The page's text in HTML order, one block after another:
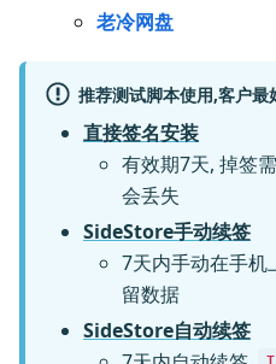
老冷网盘
推荐测试脚本使用,客户最
直接签名安装
有效期7天, 掉签
会丢失
SideStore手动续签
7天内手动在手机
留数据
SideStore自动续签